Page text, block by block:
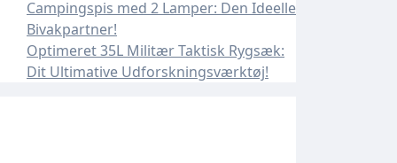
Campingspis med 2 Lamper: Den Ideelle
Bivakpartner!
Optimeret 35L Militær Taktisk Rygsæk:
Dit Ultimative Udforskningsværktøj!